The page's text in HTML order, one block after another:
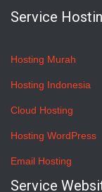
Service
Hosting Murah
Hosting Indonesia
Cloud Hosting
Hosting WordPress
Email Hosting
Service